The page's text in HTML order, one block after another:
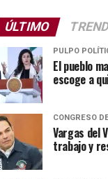
ÚLTIMO
PULPO
El pueblo
escoge a
CONGRESO
Vargas del
trabajo y